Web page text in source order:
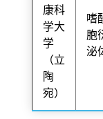
康科
学大
学
（立
陶
宛）
嗜
胞
泌